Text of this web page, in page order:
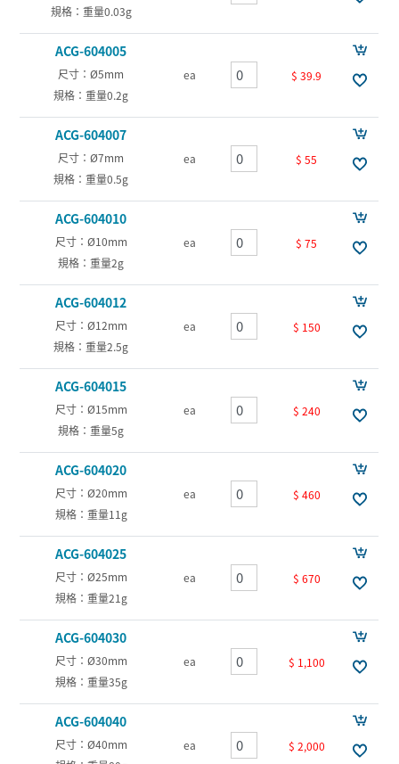
規格：重量0.03g
ACG-604005
尺寸：Ø5mm
規格：重量0.2g
ea $ 39.9
ACG-604007
尺寸：Ø7mm
規格：重量0.5g
ea $ 55
ACG-604010
尺寸：Ø10mm
規格：重量2g
ea $ 75
ACG-604012
尺寸：Ø12mm
規格：重量2.5g
ea $ 150
ACG-604015
尺寸：Ø15mm
規格：重量5g
ea $ 240
ACG-604020
尺寸：Ø20mm
規格：重量11g
ea $ 460
ACG-604025
尺寸：Ø25mm
規格：重量21g
ea $ 670
ACG-604030
尺寸：Ø30mm
規格：重量35g
ea $ 1,100
ACG-604040
尺寸：Ø40mm
ea $ 2,000